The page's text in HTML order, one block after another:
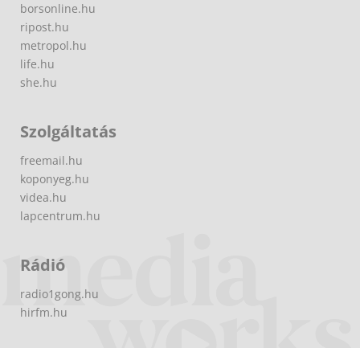
borsonline.hu
ripost.hu
metropol.hu
life.hu
she.hu
Szolgáltatás
freemail.hu
koponyeg.hu
videa.hu
lapcentrum.hu
Rádió
radio1gong.hu
hirfm.hu